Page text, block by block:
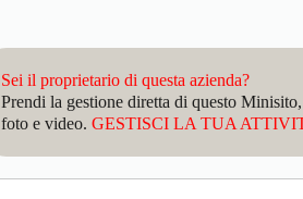
Sei il proprietario di questa azienda?
Prendi la gestione diretta di questo
foto e video. GESTISCI LA TUA